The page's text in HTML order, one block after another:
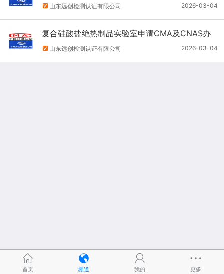
要接受哪些监督管理？
2026-03-04
山东远创检测认证有限公司
复合硅酸盐绝热制品实验室申请CMA及CNAS办
理步骤及流程简单说说
2026-03-04
山东远创检测认证有限公司
首页 频道 我的 更多